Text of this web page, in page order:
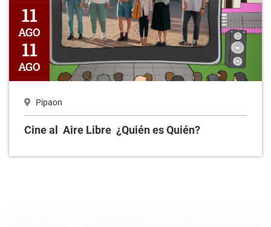
Cine al Aire Libre ¿Quién es Quién?
11
AGO
11
AGO
Pipaon
Cine al Aire Libre ¿Quién es Quién?